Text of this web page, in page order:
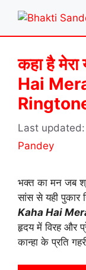
content
कहा है मेरा
Hai
Pandey
भक्त का मन जब
सांस से यही
Kaha Hai
हृदय में विरह और
कान्हा के प्रति